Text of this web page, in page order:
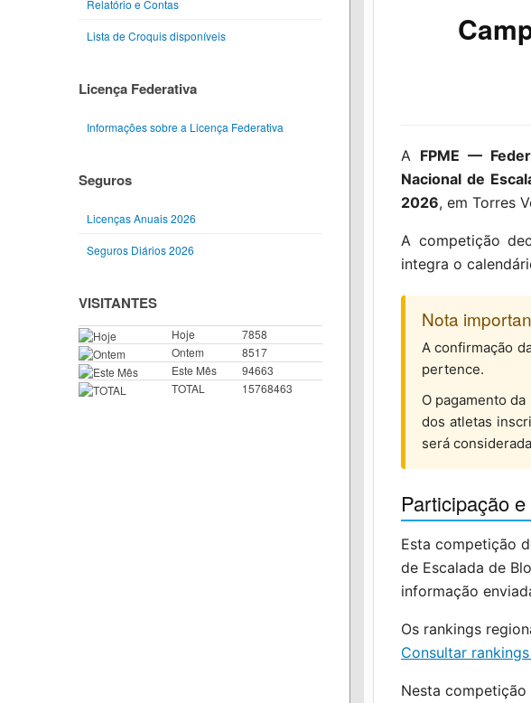
A FPME —
Nacional de
2026, em Torres
A competição
integra o
Nota
A confirmação
pertence.
O pagamento
dos atletas
será
Participação
Esta competição
de Escalada de
informação
Os rankings
Consultar
Nesta
Relatório e Contas
Lista de Croquis disponíveis
Licença Federativa
Informações sobre a Licença Federativa
Seguros
Licenças Anuais 2026
Seguros Diários 2026
VISITANTES
Hoje
7858
Ontem
8517
Este Mês
94663
TOTAL
15768463